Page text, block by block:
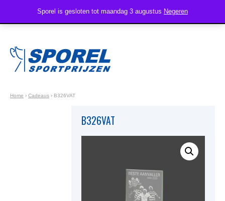
Home › Cadeaus › B326VAT
B326VAT
Sporel is gesloten tot maandag 3 augustus Negeren